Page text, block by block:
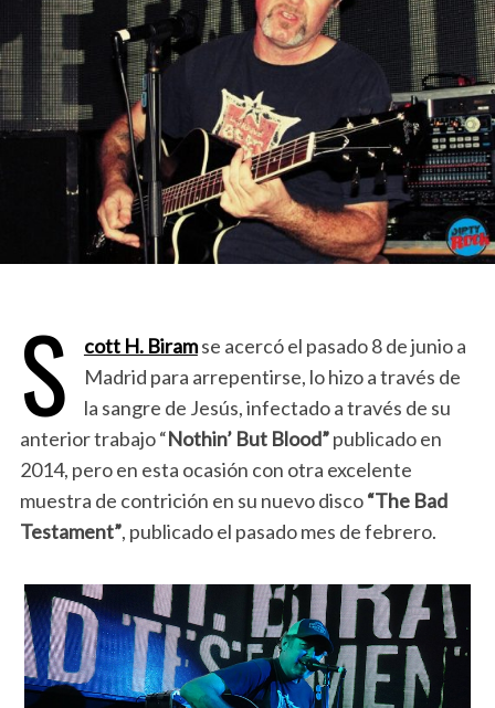
S cott H. Biramse acercó el pasado 8 de junio a
Madrid para arrepentirse, lo hizo a través de
la sangre de Jesús, infectado a través de su
anterior trabajo “Nothin’ But Blood”publicado en
2014, pero en esta ocasión con otra excelente
muestra de contrición en su nuevo disco“The Bad
Testament”, publicado el pasado mes de febrero.